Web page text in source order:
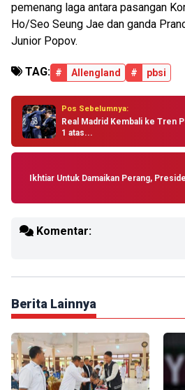
pemenang laga antara pasangan
Ho/Seo Seung Jae dan ganda
Junior Popov.
TAG: # Allengland # pbsi
Pos Sebelumnya:
Real Madrid Kembali ke Tren
1 atas...
Ikhtiar Untuk Damaikan Perang,
Komentar:
Berita Lainnya